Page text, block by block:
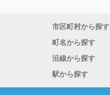
市区町村から探す
町名から探す
沿線から探す
駅から探す